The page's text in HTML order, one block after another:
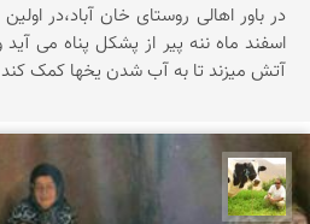
در باور اهالی روستای خان آباد،در
اسفند ماه ننه پیر از پشکل پناه می
آتش میزند تا به آب شدن یخها کمک